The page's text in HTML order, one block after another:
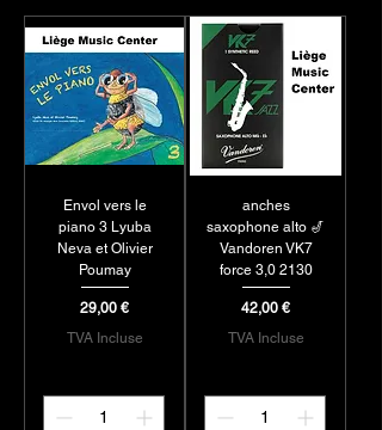
élargi notre sélection
d'instruments, y compris
des pianos numériques
dernier cri, des guitares
de marques renommées,
et des cajons de qualité.
également des
accessoires innovants,
tels que des supports
ajustables, des étuis
renforcés et des outils
instruments. De plus, nos
Envol vers le
piano 3 Lyuba
Neva et Olivier
Poumay
Prix
29,00 €
TVA Incluse
anches
saxophone alto 🎷
Vandoren VK7
force 3,0 2130
Prix
42,00 €
TVA Incluse